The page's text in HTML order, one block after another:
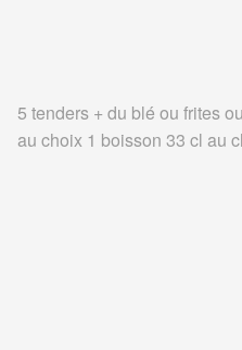
5 tenders + du blé ou frites
au choix 1 boisson 33 cl au